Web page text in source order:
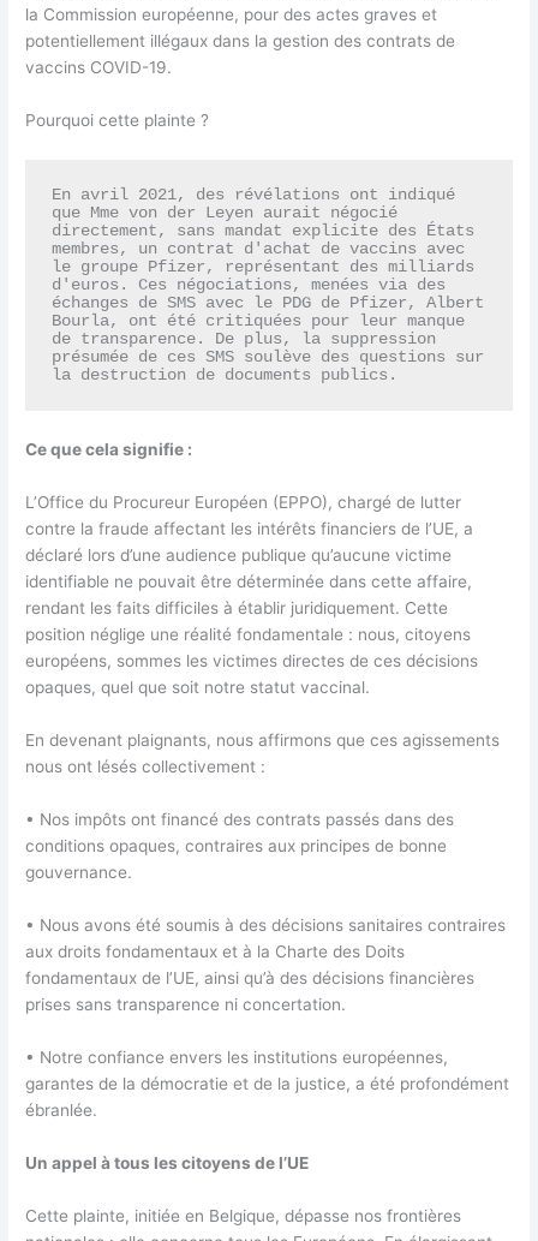
la Commission européenne, pour des actes graves et
potentiellement illégaux dans la gestion des contrats de
vaccins COVID-19.
Pourquoi cette plainte ?
En avril 2021, des révélations ont indiqué
que Mme von der Leyen aurait négocié
directement, sans mandat explicite des États
membres, un contrat d'achat de vaccins avec
le groupe Pfizer, représentant des milliards
d'euros. Ces négociations, menées via des
échanges de SMS avec le PDG de Pfizer, Albert
Bourla, ont été critiquées pour leur manque
de transparence. De plus, la suppression
présumée de ces SMS soulève des questions sur
la destruction de documents publics.
Ce que cela signifie :
L’Office du Procureur Européen (EPPO), chargé de lutter
contre la fraude affectant les intérêts financiers de l’UE, a
déclaré lors d’une audience publique qu’aucune victime
identifiable ne pouvait être déterminée dans cette affaire,
rendant les faits difficiles à établir juridiquement. Cette
position néglige une réalité fondamentale : nous, citoyens
européens, sommes les victimes directes de ces décisions
opaques, quel que soit notre statut vaccinal.
En devenant plaignants, nous affirmons que ces agissements
nous ont lésés collectivement :
• Nos impôts ont financé des contrats passés dans des
conditions opaques, contraires aux principes de bonne
gouvernance.
• Nous avons été soumis à des décisions sanitaires contraires
aux droits fondamentaux et à la Charte des Doits
fondamentaux de l’UE, ainsi qu’à des décisions financières
prises sans transparence ni concertation.
• Notre confiance envers les institutions européennes,
garantes de la démocratie et de la justice, a été profondément
ébranlée.
Un appel à tous les citoyens de l’UE
Cette plainte, initiée en Belgique, dépasse nos frontières